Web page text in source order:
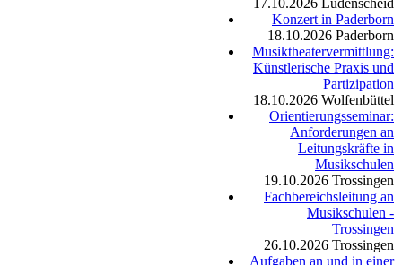
17.10.2026 Lüdenscheid
Konzert in Paderborn
18.10.2026 Paderborn
Musiktheatervermittlung:
Künstlerische Praxis und
Partizipation
18.10.2026 Wolfenbüttel
Orientierungsseminar:
Anforderungen an
Leitungskräfte in
Musikschulen
19.10.2026 Trossingen
Fachbereichsleitung an
Musikschulen -
Trossingen
26.10.2026 Trossingen
Aufgaben an und in einer